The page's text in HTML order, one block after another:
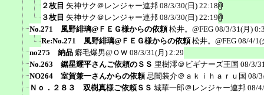
２枚目 矢神サク＠レンジャー連邦 08/3/30(日) 22:18
３枚目 矢神サク＠レンジャー連邦 08/3/30(日) 22:19
No.271 風野緋璃@ＦＥＧ様からの依頼 松井。@FEG 08/3/31(月)
Re:No.271 風野緋璃@ＦＥＧ様からの依頼 松井。@FEG 08/4/1(
no275 納品 癖毛爆男@ＯＷ 08/3/31(月) 2:29
No.263 鋸星耀平さんご依頼のＳＳ 里樹澪＠ビギナーズ王国 08/3/
NO264 室賀兼一さんからの依頼 忌闇装介＠ａｋｉｈａｒｕ国 08/
Ｎｏ．２８３ 双樹真様ご依頼ＳＳ 城華一郎＠レンジャー連邦 08/